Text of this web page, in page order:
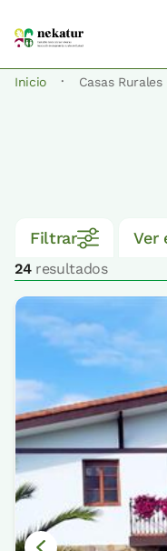
Inicio · Casas Rurales
Filtrar Ver
24resultados